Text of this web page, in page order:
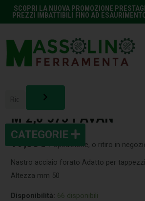
SCOPRI LA NUOVA PROMOZIONE
PREZZI IMBATTIBILI FINO AD
NASTRO TAPPEZZIERI
M 2,0 573 PAVAN
19,00€ + spedizione, o ritiro in
Nastro acciaio forato Adatto per
Altezza mm 50
Disponibilità: 66 disponibili